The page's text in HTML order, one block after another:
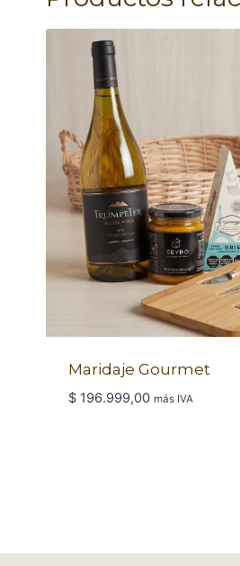
Maridaje Gourmet
$196.999,00 más IVA